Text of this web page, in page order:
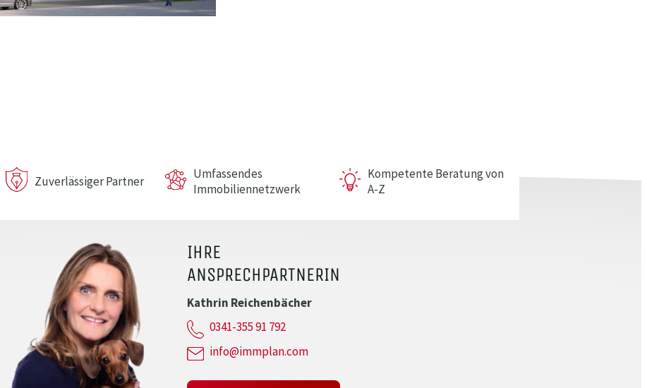
Zuverlässiger Partner
Umfassendes
Immobiliennetzwerk
Kompetente Beratung von
A-Z
IHRE
ANSPRECHPARTNERIN
Kathrin Reichenbächer
0341-355 91 792
info@immplan.com